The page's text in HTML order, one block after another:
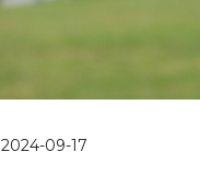
2024-09-17